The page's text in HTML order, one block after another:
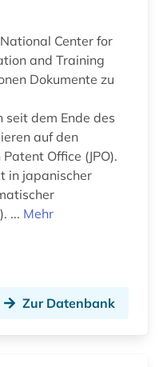
Center for
and Training
Dokumente zu
dem Ende des
auf den
Office (JPO).
in japanischer
... Mehr
Zur Datenbank